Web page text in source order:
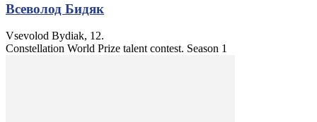
Всеволод Бидяк
Vsevolod Bydiak, 12.
Constellation World Prize talent contest. Season 1